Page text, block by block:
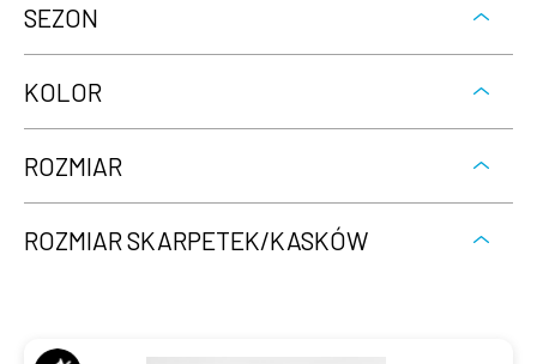
SEZON
KOLOR
ROZMIAR
ROZMIAR SKARPETEK/KASKÓW